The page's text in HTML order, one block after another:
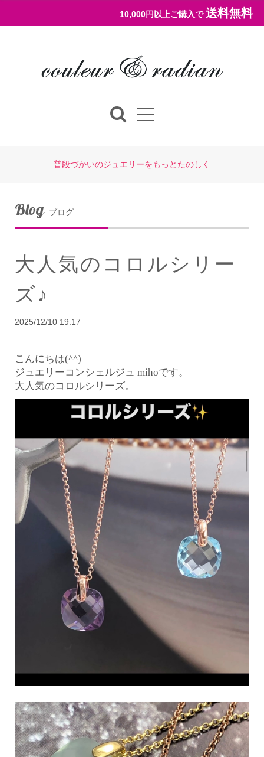
10,000円以上ご購入で 送料無料
普段づかいのジュエリーをもっとたのしく
Blog ブログ
大人気のコロルシリー
ズ♪
2025/12/10 19:17
こんにちは(^^)
ジュエリーコンシェルジュ mihoです。
大人気のコロルシリーズ。